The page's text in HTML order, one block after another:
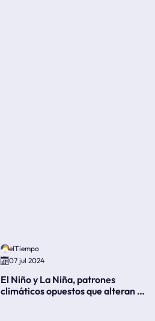
elTiempo
07 jul 2024
El Niño y La Niña, patrones
climáticos opuestos que alteran la